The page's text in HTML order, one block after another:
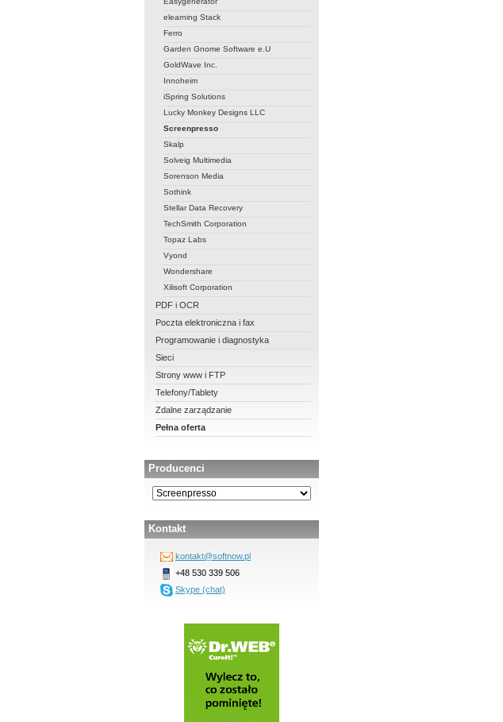
elearning Stack
Ferro
Garden Gnome Software e.U
GoldWave Inc.
Innoheim
iSpring Solutions
Lucky Monkey Designs LLC
Screenpresso
Skalp
Solveig Multimedia
Sorenson Media
Sothink
Stellar Data Recovery
TechSmith Corporation
Topaz Labs
Vyond
Wondershare
Xilisoft Corporation
PDF i OCR
Poczta elektroniczna i fax
Programowanie i diagnostyka
Sieci
Strony www i FTP
Telefony/Tablety
Zdalne zarządzanie
Pełna oferta
Producenci
Kontakt
kontakt@softnow.pl
+48 530 339 506
Skype (chat)